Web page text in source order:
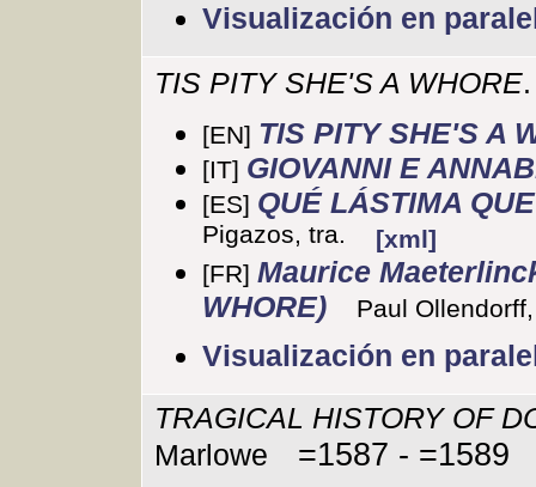
Visualización en
TIS PITY SHE'S A WHORE
[EN] TIS PITY SHE'S A
[IT] GIOVANNI E
[ES] QUÉ LÁSTIMA
Pigazos, tra.
[xml]
[FR] Maurice
WHORE)
Paul
Visualización en
TRAGICAL HISTORY OF
Marlowe
=1587 - =1589